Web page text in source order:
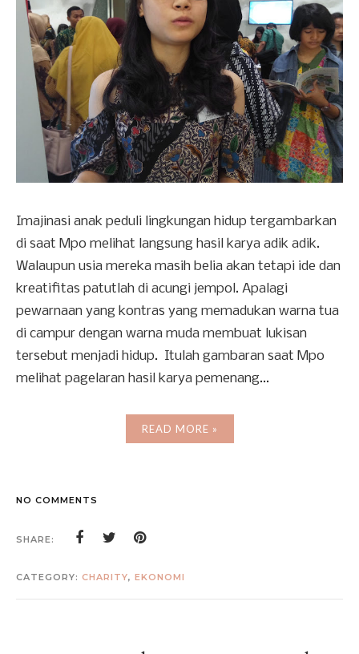
Imajinasi anak peduli lingkungan hidup tergambarkan
di saat Mpo melihat langsung hasil karya adik adik.
Walaupun usia mereka masih belia akan tetapi ide dan
kreatifitas patutlah di acungi jempol. Apalagi
pewarnaan yang kontras yang memadukan warna tua
di campur dengan warna muda membuat lukisan
tersebut menjadi hidup. Itulah gambaran saat Mpo
melihat pagelaran hasil karya pemenang...
READ MORE »
NO COMMENTS
SHARE:
CATEGORY: CHARITY, EKONOMI